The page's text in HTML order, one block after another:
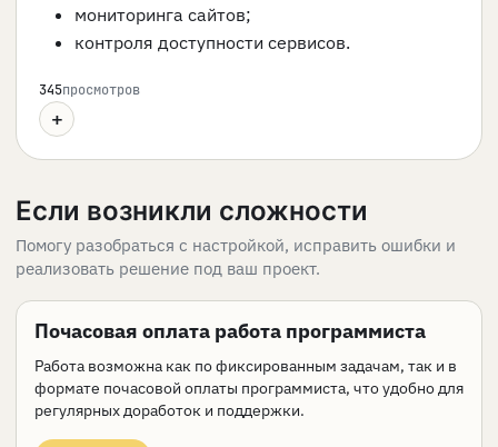
мониторинга сайтов;
контроля доступности сервисов.
345просмотров
+
Если возникли сложности
Помогу разобраться с настройкой, исправить ошибки и
реализовать решение под ваш проект.
Почасовая оплата работа программиста
Работа возможна как по фиксированным задачам, так и в
формате почасовой оплаты программиста, что удобно для
регулярных доработок и поддержки.